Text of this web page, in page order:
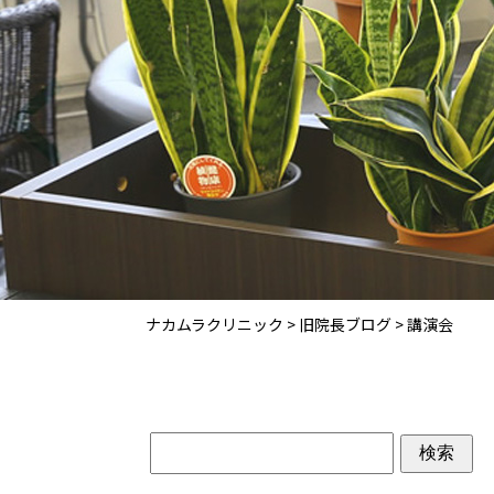
ナカムラクリニック > 旧院長ブログ >講演会